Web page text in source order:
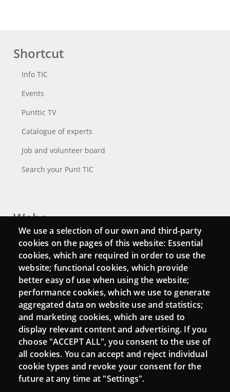
Shortcut
Info TIC
Events
Punttic TV
Catalogue of experts
Job and volunteer board
Search your Punt TIC
Webs
Login
Mattermost Punt TIC
Moodle CampusLab
Connect
Contact
Newsletters
We use a selection of our own and third-party
cookies on the pages of this website: Essential
cookies, which are required in order to use the
website; functional cookies, which provide
better easy of use when using the website;
performance cookies, which we use to generate
aggregated data on website use and statistics;
and marketing cookies, which are used to
display relevant content and advertising. If you
choose "ACCEPT ALL", you consent to the use of
all cookies. You can accept and reject individual
cookie types and revoke your consent for the
future at any time at "Settings".